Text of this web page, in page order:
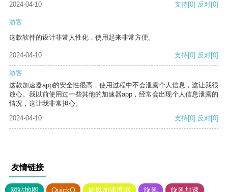
2024-04-10 支持[0] 反对[0]
游客
这款软件的设计非常人性化，使用起来非常方便。
2024-04-10 支持[0] 反对[0]
游客
这款加速器app的安全性很高，使用过程中不会泄露个人信息，这让我很
放心。我以前使用过一些其他的加速器app，经常会出现个人信息泄露的
情况，这让我非常担心。
2024-04-10
支持[0] 反对[0]
友情链接
网站地图 QuickQ 旋风加速度器 旋风 旋风加速